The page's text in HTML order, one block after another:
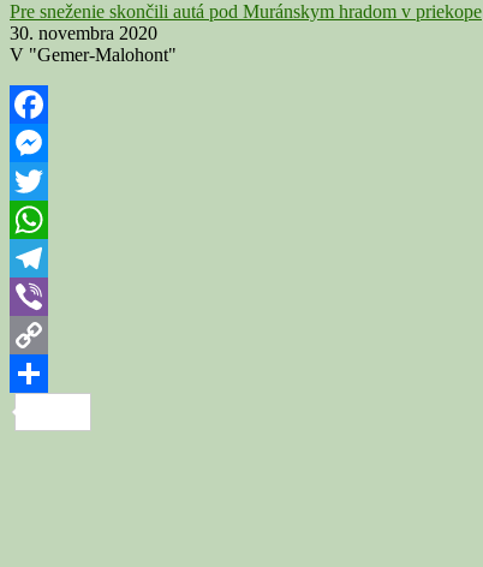
Pre sneženie skončili autá pod Muránskym hradom v priekope
30. novembra 2020
V "Gemer-Malohont"
Facebook
Messenger
Twitter
WhatsApp
Telegram
Viber
Copy
Link